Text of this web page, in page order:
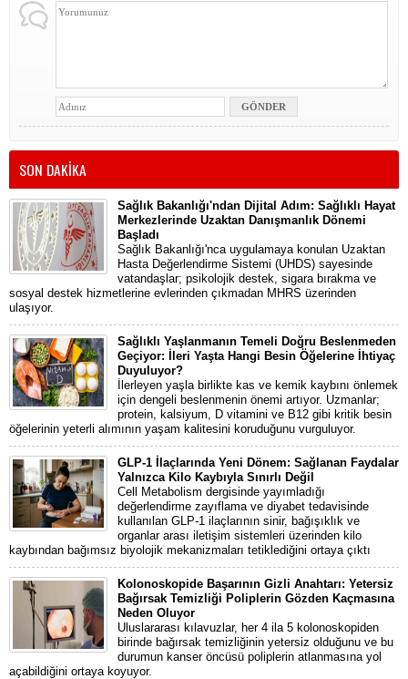
SON DAKİKA
Sağlık Bakanlığı'ndan Dijital Adım: Sağlıklı Hayat
Merkezlerinde Uzaktan Danışmanlık Dönemi
Başladı
Sağlık Bakanlığı'nca uygulamaya konulan Uzaktan
Hasta Değerlendirme Sistemi (UHDS) sayesinde
vatandaşlar; psikolojik destek, sigara bırakma ve
sosyal destek hizmetlerine evlerinden çıkmadan MHRS üzerinden
ulaşıyor.
Sağlıklı Yaşlanmanın Temeli Doğru Beslenmeden
Geçiyor: İleri Yaşta Hangi Besin Öğelerine İhtiyaç
Duyuluyor?
İlerleyen yaşla birlikte kas ve kemik kaybını önlemek
için dengeli beslenmenin önemi artıyor. Uzmanlar;
protein, kalsiyum, D vitamini ve B12 gibi kritik besin
öğelerinin yeterli alımının yaşam kalitesini koruduğunu vurguluyor.
GLP-1 İlaçlarında Yeni Dönem: Sağlanan Faydalar
Yalnızca Kilo Kaybıyla Sınırlı Değil
Cell Metabolism dergisinde yayımladığı
değerlendirme zayıflama ve diyabet tedavisinde
kullanılan GLP-1 ilaçlarının sinir, bağışıklık ve
organlar arası iletişim sistemleri üzerinden kilo
kaybından bağımsız biyolojik mekanizmaları tetiklediğini ortaya çıktı
Kolonoskopide Başarının Gizli Anahtarı: Yetersiz
Bağırsak Temizliği Poliplerin Gözden Kaçmasına
Neden Oluyor
Uluslararası kılavuzlar, her 4 ila 5 kolonoskopiden
birinde bağırsak temizliğinin yetersiz olduğunu ve bu
durumun kanser öncüsü poliplerin atlanmasına yol
açabildiğini ortaya koyuyor.